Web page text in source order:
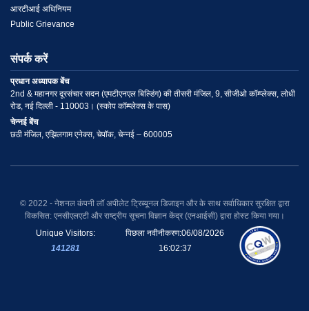
आरटीआई अधिनियम
Public Grievance
संपर्क करें
प्रधान अध्यापक बेंच
2nd & महानगर दूरसंचार सदन (एमटीएनएल बिल्डिंग) की तीसरी मंजिल, 9, सीजीओ कॉम्प्लेक्स, लोधी
रोड, नई दिल्ली - 110003। (स्कोप कॉम्प्लेक्स के पास)
चेन्नई बेंच
छठी मंजिल, एझिलगाम एनेक्स, चेपॉक, चेन्नई – 600005
© 2022 - नेशनल कंपनी लॉ अपीलेट ट्रिब्यूनल डिजाइन और के साथ सर्वाधिकार सुरक्षित द्वारा
विकसित: एनसीएलएटी और राष्ट्रीय सूचना विज्ञान केंद्र (एनआईसी) द्वारा होस्ट किया गया।
Unique Visitors:
141281
पिछला नवीनीकरण:06/08/2026
16:02:37